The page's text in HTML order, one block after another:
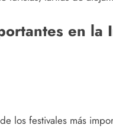
en la
los festivales más